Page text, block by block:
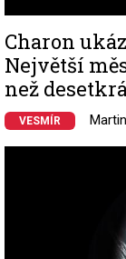
Charon
Největší
než
VESMÍR